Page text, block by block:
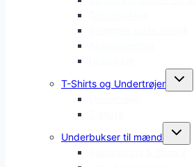
T-Shirts og Undertrøjer
Skift
Underbukser til mænd
Skift